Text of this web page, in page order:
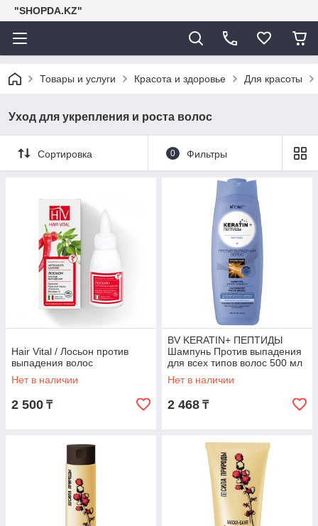
"SHOPDA.KZ"
Товары и услуги Красота и здоровье Для красоты
Уход для укрепления и роста волос
Сортировка 0 Фильтры
Hair Vital / Лосьон против
выпадения волос
Нет в наличии
2 500 ₸
BV KERATIN+ ПЕПТИДЫ
Шампунь Против выпадения
для всех типов волос 500 мл
Нет в наличии
2 468 ₸